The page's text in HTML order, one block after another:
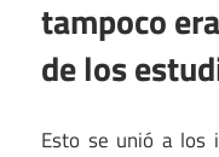
tampoco
de los
Esto se unió a los